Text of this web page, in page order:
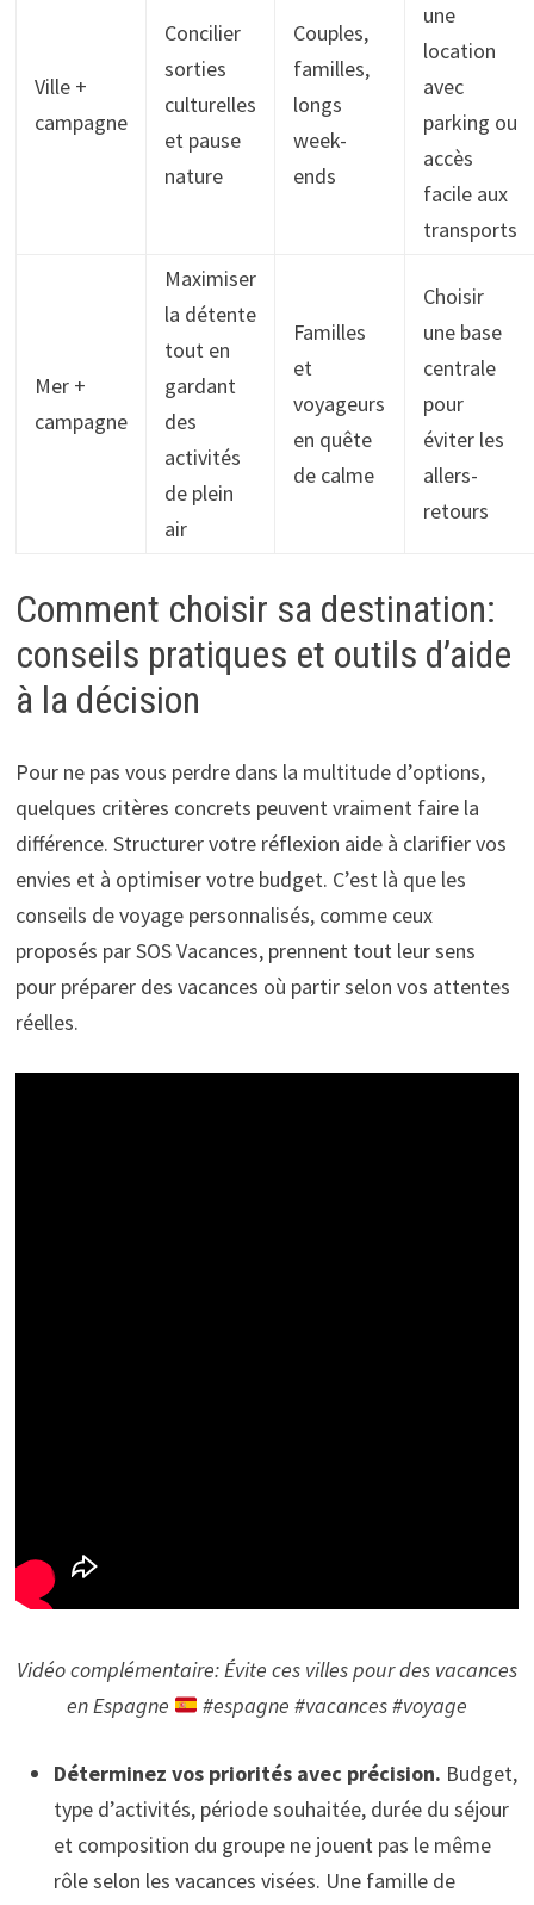
Ville +
campagne
Concilier
sorties
culturelles
et pause
nature
Couples,
familles,
longs
week-
ends
une
location
avec
parking ou
accès
facile aux
transports
Mer +
campagne
Maximiser
la détente
tout en
gardant
des
activités
de plein
air
Familles
et
voyageurs
en quête
de calme
Choisir
une base
centrale
pour
éviter les
allers-
retours
Comment choisir sa destination:
conseils pratiques et outils d’aide
à la décision
Pour ne pas vous perdre dans la multitude d’options,
quelques critères concrets peuvent vraiment faire la
différence. Structurer votre réflexion aide à clarifier vos
envies et à optimiser votre budget. C’est là que les
conseils de voyage personnalisés, comme ceux
proposés par SOS Vacances, prennent tout leur sens
pour préparer des vacances où partir selon vos attentes
réelles.
Vidéo complémentaire: Évite ces villes pour des vacances
en Espagne
#espagne #vacances #voyage
Déterminez vos priorités avec précision. Budget,
type d’activités, période souhaitée, durée du séjour
et composition du groupe ne jouent pas le même
rôle selon les vacances visées. Une famille de